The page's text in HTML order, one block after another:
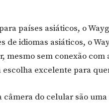
países asiáticos, o
de idiomas asiáticos, o
mesmo sem conexão
excelente para
câmera do celular são